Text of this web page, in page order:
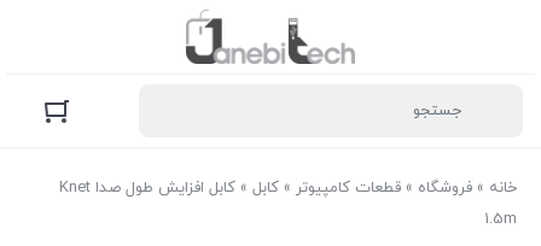
خانه » فروشگاه » قطعات کامپیوتر » کابل »
کابل افزایش طول صدا Knet
1.5m